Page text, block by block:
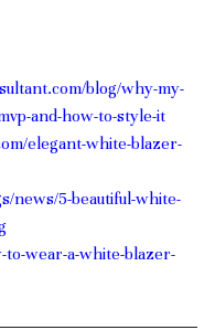
blog/why-my-
and-how-to-style-it
elegant-white-blazer-
news/5-beautiful-white-
wear-a-white-blazer-